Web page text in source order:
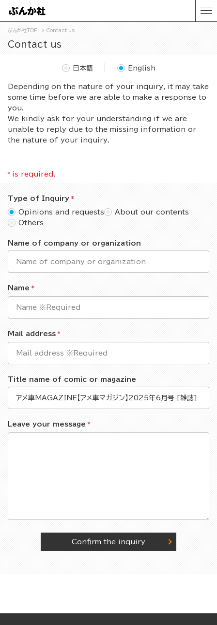
ぶんか社TOP Contact us
Contact us
Depending on the nature of your inquiry, it may take
some time before we are able to make a response to
you.
We kindly ask for your understanding if we are
unable to reply due to the missing information or
the nature of your inquiry.
日本語 English
* is required.
Type of Inquiry
Opinions and requests
About our contents
Others
Name of company or organization
Name
Mail address
Title name of comic or magazine
Leave your message
Confirm the inquiry